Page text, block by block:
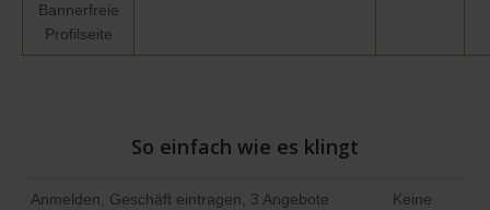
Bannerfreie
Profilseite
So einfach wie es klingt
Anmelden, Geschäft eintragen, 3 Angebote
Keine